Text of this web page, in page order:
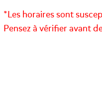
*Les horaires sont
Pensez à vérifier avant